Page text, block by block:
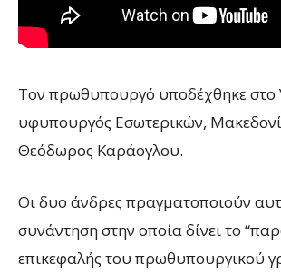
Τον πρωθυπουργό υποδέχθηκε
υφυπουργός Εσωτερικών,
Θεόδωρος Καράογλου.
Οι δυο άνδρες πραγματοποιούν
συνάντηση στην οποία δίνει το
επικεφαλής του πρωθυπουργικού